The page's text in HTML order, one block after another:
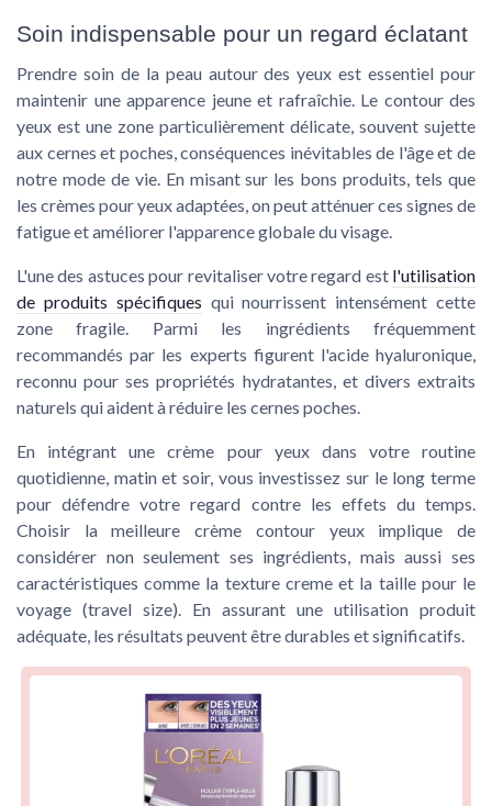
Soin indispensable pour un regard éclatant
Prendre soin de la peau autour des yeux est essentiel pour
maintenir une apparence jeune et rafraîchie. Le contour des
yeux est une zone particulièrement délicate, souvent sujette
aux cernes et poches, conséquences inévitables de l'âge et de
notre mode de vie. En misant sur les bons produits, tels que
les crèmes pour yeux adaptées, on peut atténuer ces signes de
fatigue et améliorer l'apparence globale du visage.
L'une des astuces pour revitaliser votre regard est l'utilisation
de produits spécifiques qui nourrissent intensément cette
zone fragile. Parmi les ingrédients fréquemment
recommandés par les experts figurent l'acide hyaluronique,
reconnu pour ses propriétés hydratantes, et divers extraits
naturels qui aident à réduire les cernes poches.
En intégrant une crème pour yeux dans votre routine
quotidienne, matin et soir, vous investissez sur le long terme
pour défendre votre regard contre les effets du temps.
Choisir la meilleure crème contour yeux implique de
considérer non seulement ses ingrédients, mais aussi ses
caractéristiques comme la texture creme et la taille pour le
voyage (travel size). En assurant une utilisation produit
adéquate, les résultats peuvent être durables et significatifs.